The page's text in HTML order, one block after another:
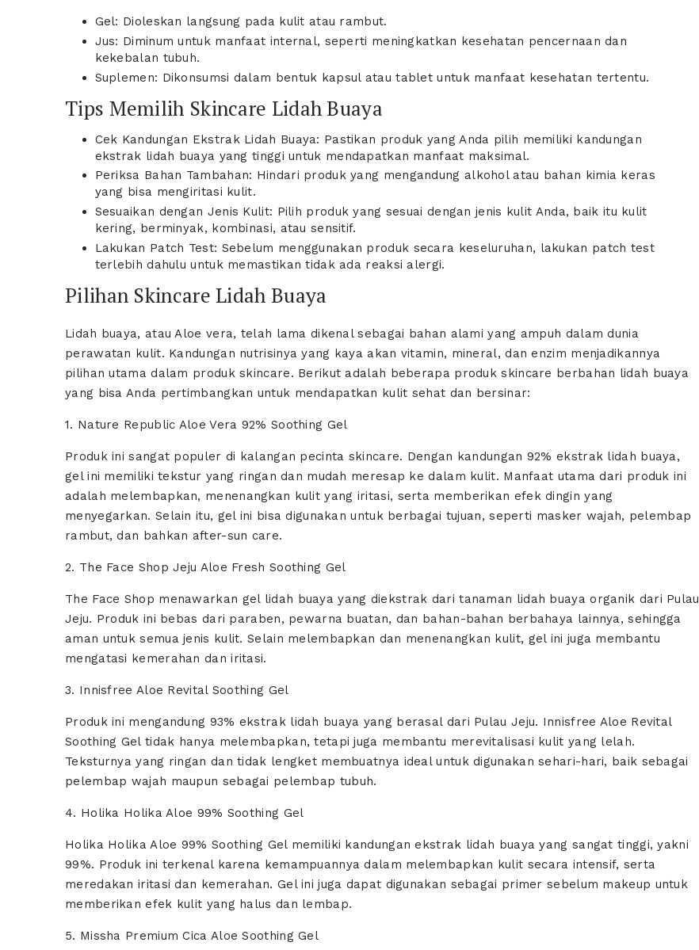
Gel: Dioleskan langsung pada kulit atau rambut.
Jus: Diminum untuk manfaat internal, seperti meningkatkan kesehatan pencernaan dan
kekebalan tubuh.
Suplemen: Dikonsumsi dalam bentuk kapsul atau tablet untuk manfaat kesehatan tertentu.
Tips Memilih Skincare Lidah Buaya
Cek Kandungan Ekstrak Lidah Buaya: Pastikan produk yang Anda pilih memiliki kandungan
ekstrak lidah buaya yang tinggi untuk mendapatkan manfaat maksimal.
Periksa Bahan Tambahan: Hindari produk yang mengandung alkohol atau bahan kimia keras
yang bisa mengiritasi kulit.
Sesuaikan dengan Jenis Kulit: Pilih produk yang sesuai dengan jenis kulit Anda, baik itu kulit
kering, berminyak, kombinasi, atau sensitif.
Lakukan Patch Test: Sebelum menggunakan produk secara keseluruhan, lakukan patch test
terlebih dahulu untuk memastikan tidak ada reaksi alergi.
Pilihan Skincare Lidah Buaya
Lidah buaya, atau Aloe vera, telah lama dikenal sebagai bahan alami yang ampuh dalam dunia
perawatan kulit. Kandungan nutrisinya yang kaya akan vitamin, mineral, dan enzim menjadikannya
pilihan utama dalam produk skincare. Berikut adalah beberapa produk skincare berbahan lidah buaya
yang bisa Anda pertimbangkan untuk mendapatkan kulit sehat dan bersinar:
1. Nature Republic Aloe Vera 92% Soothing Gel
Produk ini sangat populer di kalangan pecinta skincare. Dengan kandungan 92% ekstrak lidah buaya,
gel ini memiliki tekstur yang ringan dan mudah meresap ke dalam kulit. Manfaat utama dari produk ini
adalah melembapkan, menenangkan kulit yang iritasi, serta memberikan efek dingin yang
menyegarkan. Selain itu, gel ini bisa digunakan untuk berbagai tujuan, seperti masker wajah, pelembap
rambut, dan bahkan after-sun care.
2. The Face Shop Jeju Aloe Fresh Soothing Gel
The Face Shop menawarkan gel lidah buaya yang diekstrak dari tanaman lidah buaya organik dari Pulau
Jeju. Produk ini bebas dari paraben, pewarna buatan, dan bahan-bahan berbahaya lainnya, sehingga
aman untuk semua jenis kulit. Selain melembapkan dan menenangkan kulit, gel ini juga membantu
mengatasi kemerahan dan iritasi.
3. Innisfree Aloe Revital Soothing Gel
Produk ini mengandung 93% ekstrak lidah buaya yang berasal dari Pulau Jeju. Innisfree Aloe Revital
Soothing Gel tidak hanya melembapkan, tetapi juga membantu merevitalisasi kulit yang lelah.
Teksturnya yang ringan dan tidak lengket membuatnya ideal untuk digunakan sehari-hari, baik sebagai
pelembap wajah maupun sebagai pelembap tubuh.
4. Holika Holika Aloe 99% Soothing Gel
Holika Holika Aloe 99% Soothing Gel memiliki kandungan ekstrak lidah buaya yang sangat tinggi, yakni
99%. Produk ini terkenal karena kemampuannya dalam melembapkan kulit secara intensif, serta
meredakan iritasi dan kemerahan. Gel ini juga dapat digunakan sebagai primer sebelum makeup untuk
memberikan efek kulit yang halus dan lembap.
5. Missha Premium Cica Aloe Soothing Gel